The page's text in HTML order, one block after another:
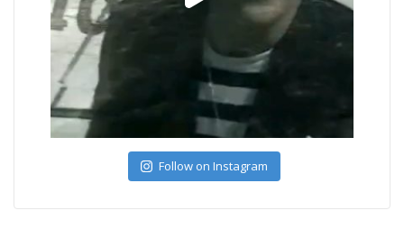
Follow on Instagram